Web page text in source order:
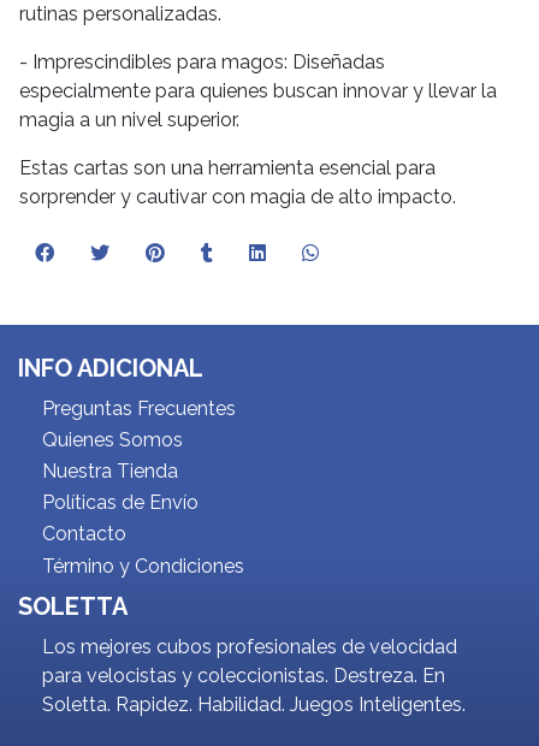
rutinas personalizadas.
- Imprescindibles para magos: Diseñadas
especialmente para quienes buscan innovar y llevar la
magia a un nivel superior.
Estas cartas son una herramienta esencial para
sorprender y cautivar con magia de alto impacto.
INFO ADICIONAL
Preguntas Frecuentes
Quienes Somos
Nuestra Tienda
Políticas de Envío
Contacto
Término y Condiciones
SOLETTA
Los mejores cubos profesionales de velocidad
para velocistas y coleccionistas. Destreza. En
Soletta. Rapidez. Habilidad. Juegos Inteligentes.